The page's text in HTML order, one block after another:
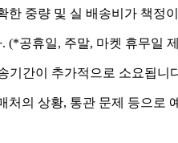
중량 및 실 배송비가 책정
(*공휴일, 주말, 마켓 휴무일
기간이 추가적으로 소요됩니
의 상황, 통관 문제 등으로